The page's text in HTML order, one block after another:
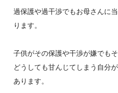
過保護や過干渉でもお母さんに
ります。
子供がその保護や干渉が嫌でも
どうしても甘んじてしまう自分
あります。